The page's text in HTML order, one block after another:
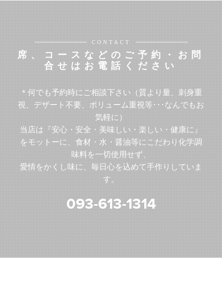
CONTACT
席、コースなどのご予約・お問
合せはお電話ください
＊何でも予約時にご相談下さい（質より量、刺身重
視、デザート不要、ボリューム重視等･･･なんでもお
気軽に）
当店は『安心・安全・美味しい・楽しい・健康に』
をモットーに、食材・水・醤油等にこだわり化学調
味料を一切使用せず、
愛情をかくし味に、毎日心を込めて手作りしていま
す。
093-613-1314